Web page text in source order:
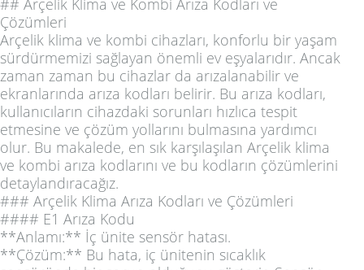
## Arçelik Klima ve Kombi Arıza Kodları ve
Çözümleri
Arçelik klima ve kombi cihazları, konforlu bir yaşam
sürdürmemizi sağlayan önemli ev eşyalarıdır. Ancak
zaman zaman bu cihazlar da arızalanabilir ve
ekranlarında arıza kodları belirir. Bu arıza kodları,
kullanıcıların cihazdaki sorunları hızlıca tespit
etmesine ve çözüm yollarını bulmasına yardımcı
olur. Bu makalede, en sık karşılaşılan Arçelik klima
ve kombi arıza kodlarını ve bu kodların çözümlerini
detaylandıracağız.
### Arçelik Klima Arıza Kodları ve Çözümleri
#### E1 Arıza Kodu
**Anlamı:** İç ünite sensör hatası.
**Çözüm:** Bu hata, iç ünitenin sıcaklık